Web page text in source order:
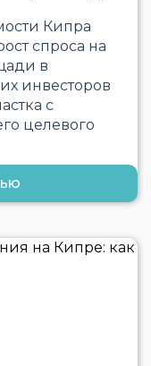
Кипра
спроса на
в
инвесторов
с
целевого